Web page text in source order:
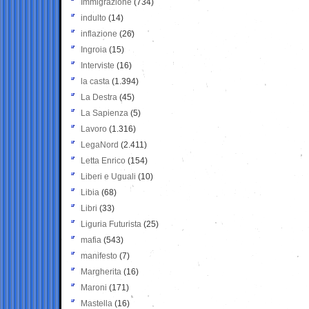
Immigrazione (734)
indulto (14)
inflazione (26)
Ingroia (15)
Interviste (16)
la casta (1.394)
La Destra (45)
La Sapienza (5)
Lavoro (1.316)
LegaNord (2.411)
Letta Enrico (154)
Liberi e Uguali (10)
Libia (68)
Libri (33)
Liguria Futurista (25)
mafia (543)
manifesto (7)
Margherita (16)
Maroni (171)
Mastella (16)